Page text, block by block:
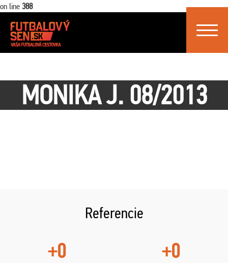
on line 388
Toggle
MONIKA J. 08/2013
Referencie
+0 +0